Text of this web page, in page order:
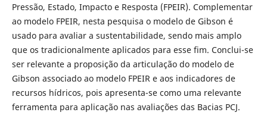
Pressão, Estado, Impacto e Resposta (FPEIR). Complementar
ao modelo FPEIR, nesta pesquisa o modelo de Gibson é
usado para avaliar a sustentabilidade, sendo mais amplo
que os tradicionalmente aplicados para esse fim. Conclui-se
ser relevante a proposição da articulação do modelo de
Gibson associado ao modelo FPEIR e aos indicadores de
recursos hídricos, pois apresenta-se como uma relevante
ferramenta para aplicação nas avaliações das Bacias PCJ.